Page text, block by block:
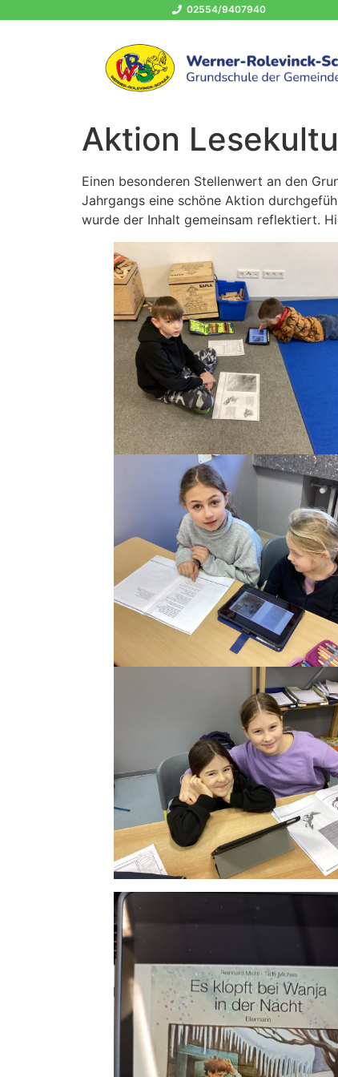
02554/9407940
Aktion
Einen besonderen Stellenwert an den
Jahrgangs eine schöne Aktion
wurde der Inhalt gemeinsam reflektiert.